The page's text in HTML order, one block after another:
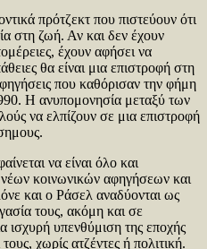
πρότζεκτ που πιστεύουν ότι
στη ζωή. Αν και δεν έχουν
έχουν αφήσει να
θα είναι μια επιστροφή στη
που καθόρισαν την φήμη
Η ανυπομονησία μεταξύ των
να ελπίζουν σε μια επιστροφή
να είναι όλο και
κοινωνικών αφηγήσεων και
και ο Ράσελ αναδύονται ως
τους, ακόμη και σε
ισχυρή υπενθύμιση της εποχής
χωρίς ατζέντες ή πολιτική.